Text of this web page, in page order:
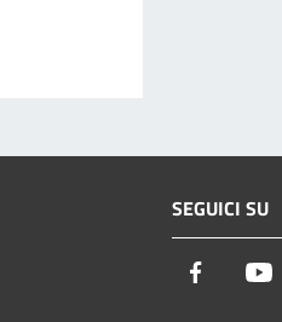
SEGUICI SU
Facebook